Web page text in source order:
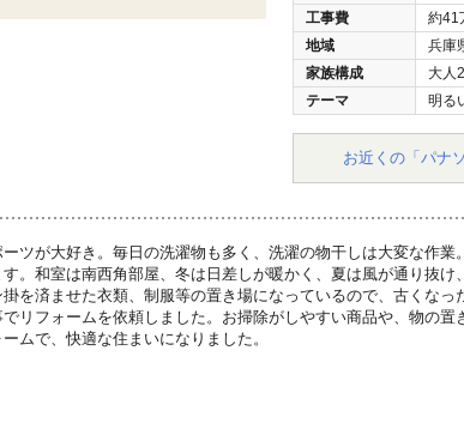
工事費
約41
地域
兵庫
家族構成
大人
テーマ
明る
お近くの「パナ
ツが大好き。毎日の洗濯物も多く、洗濯の物干しは大変な作
。和室は南西角部屋、冬は日差しが暖かく、夏は風が通り抜
を済ませた衣類、制服等の置き場になっているので、古くな
リフォームを依頼しました。お掃除がしやすい商品や、物の
ムで、快適な住まいになりました。